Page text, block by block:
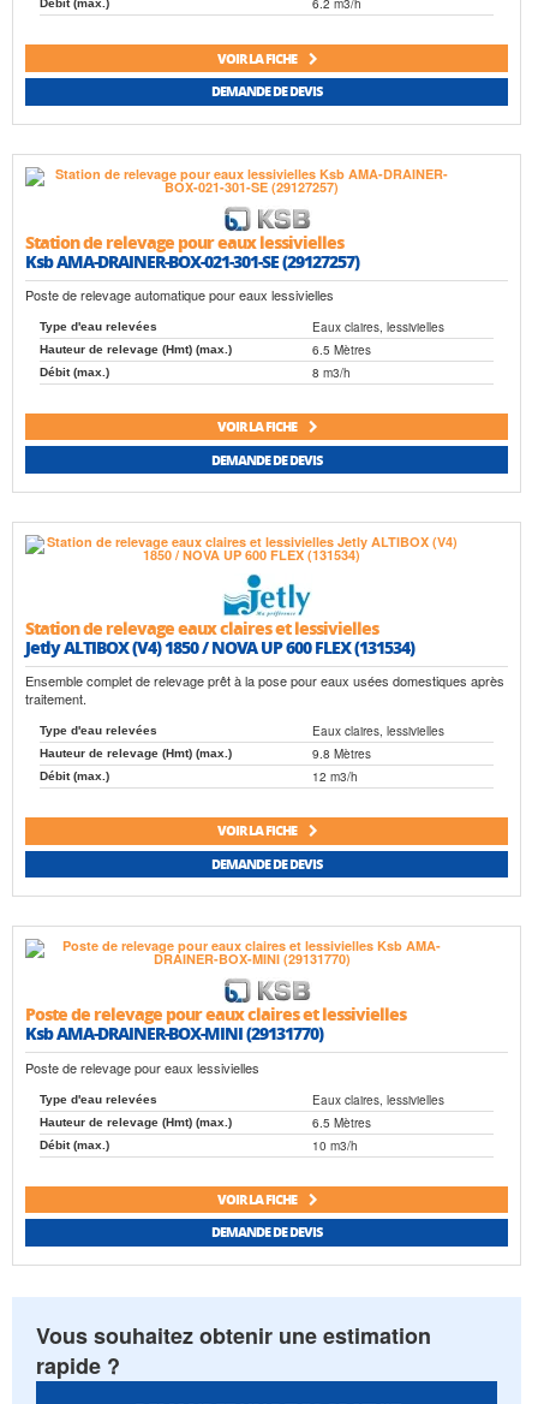
Débit (max.) 6.2 m3/h
VOIR LA FICHE
DEMANDE DE DEVIS
Station de relevage pour eaux lessivielles
Ksb AMA-DRAINER-BOX-021-301-SE (29127257)
Poste de relevage automatique pour eaux lessivielles
Type d'eau relevées Eaux claires, lessivielles
Hauteur de relevage (Hmt) (max.) 6.5 Mètres
Débit (max.) 8 m3/h
VOIR LA FICHE
DEMANDE DE DEVIS
Station de relevage eaux claires et lessivielles
Jetly ALTIBOX (V4) 1850 / NOVA UP 600 FLEX (131534)
Ensemble complet de relevage prêt à la pose pour eaux usées domestiques après
traitement.
Type d'eau relevées Eaux claires, lessivielles
Hauteur de relevage (Hmt) (max.) 9.8 Mètres
Débit (max.) 12 m3/h
VOIR LA FICHE
DEMANDE DE DEVIS
Poste de relevage pour eaux claires et lessivielles
Ksb AMA-DRAINER-BOX-MINI (29131770)
Poste de relevage pour eaux lessivielles
Type d'eau relevées Eaux claires, lessivielles
Hauteur de relevage (Hmt) (max.) 6.5 Mètres
Débit (max.) 10 m3/h
VOIR LA FICHE
DEMANDE DE DEVIS
Vous souhaitez obtenir une estimation
rapide ?